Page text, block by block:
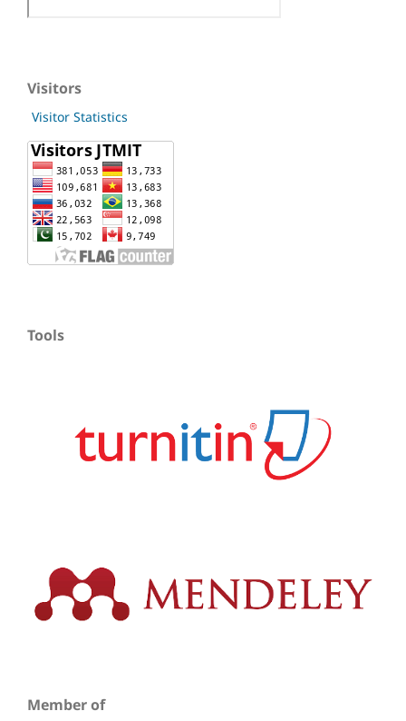
Visitors
Visitor Statistics
Tools
Member of